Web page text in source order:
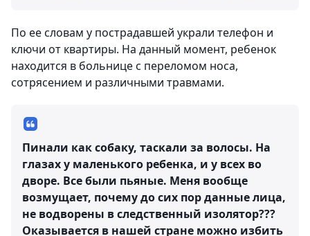
По ее словам у пострадавшей украли телефон и
ключи от квартиры. На данный момент, ребенок
находится в больнице с переломом носа,
сотрясением и различными травмами.
Пинали как собаку, таскали за волосы. На
глазах у маленького ребенка, и у всех во
дворе. Все были пьяные. Меня вообще
возмущает, почему до сих пор данные лица,
не водворены в следственный изолятор???
Оказывается в нашей стране можно избить